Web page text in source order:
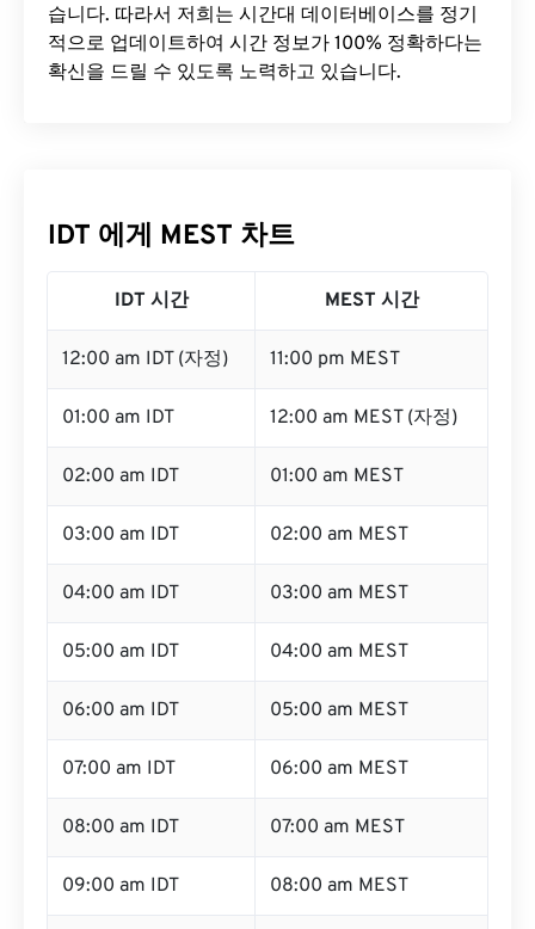
습니다. 따라서 저희는 시간대 데이터베이스를 정기
적으로 업데이트하여 시간 정보가 100% 정확하다는
확신을 드릴 수 있도록 노력하고 있습니다.
IDT 에게 MEST 차트
IDT 시간 MEST 시간
12:00 am IDT (자정) 11:00 pm MEST
01:00 am IDT 12:00 am MEST (자정)
02:00 am IDT 01:00 am MEST
03:00 am IDT 02:00 am MEST
04:00 am IDT 03:00 am MEST
05:00 am IDT 04:00 am MEST
06:00 am IDT 05:00 am MEST
07:00 am IDT 06:00 am MEST
08:00 am IDT 07:00 am MEST
09:00 am IDT 08:00 am MEST